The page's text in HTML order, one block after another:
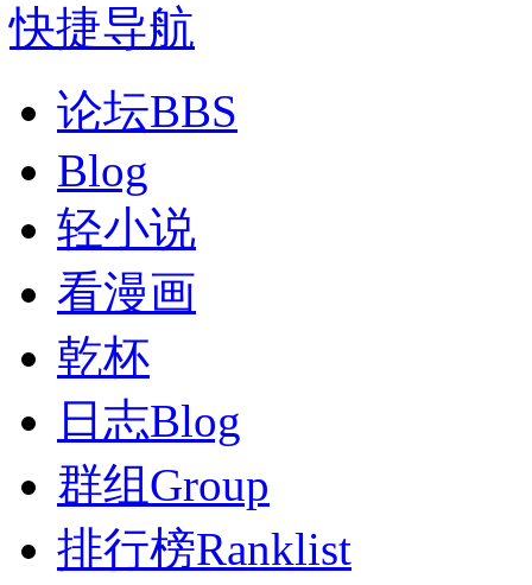
快捷导航
论坛BBS
Blog
轻小说
看漫画
乾杯
日志Blog
群组 Group
排行榜Ranklist